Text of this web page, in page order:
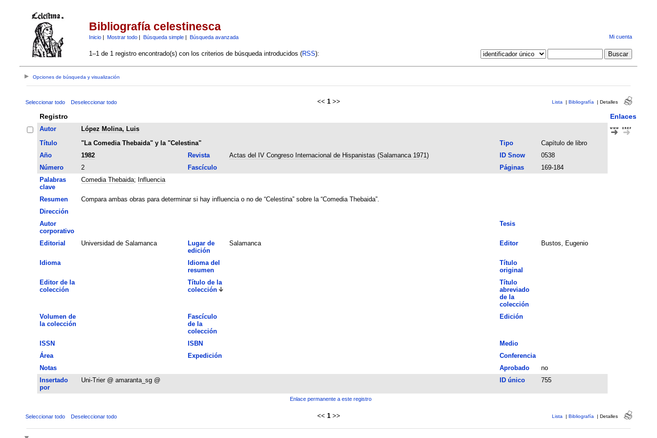
Bibliografía celestinesca
Inicio| Mostrar todo| Búsqueda simple| Búsqueda avanzada Mi cuenta
1–1 de 1 registro encontrado(s) con los criterios de búsqueda introducidos (RSS):
Opciones de búsqueda y visualización
Seleccionar todo Deseleccionar todo << 1 >> Lista | Bibliografía | Detalles
Registro Enlaces
Autor
López Molina, Luis
Título
"La Comedia Thebaida" y la "Celestina" Tipo
Capítulo de libro
Año
1982 Revista Actas del IV Congreso Internacional de Hispanistas (Salamanca 1971) ID Snow
0538
Número
2 Fascículo Páginas
169-184
Palabras
clave
Comedia Thebaida; Influencia
Resumen
Compara ambas obras para determinar si hay influencia o no de “Celestina” sobre la “Comedia Thebaida”.
Dirección
Autor
corporativo
Tesis
Editorial Universidad de Salamanca
Lugar de
edición
Salamanca Editor Bustos, Eugenio
Idioma
Idioma del
resumen
Título
original
Editor de la
colección
Título de la
colección
Título
abreviado
de la
colección
Volumen de
la colección
Fascículo
de la
colección
Edición
ISSN ISBN
Medio
Área
Expedición
Conferencia
Notas
Aprobado
no
Insertado
por
Uni-Trier @ amaranta_sg @ ID único 755
Enlace permanente a este registro
Seleccionar todo Deseleccionar todo << 1 >> Lista | Bibliografía | Detalles